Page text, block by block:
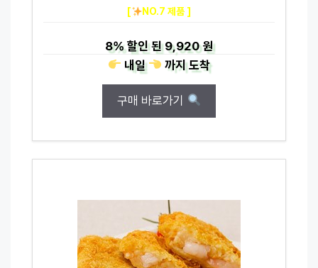
[ NO.7 제품 ]
8%할인 된9,920 원
내일
까지도착
구매 바로가기